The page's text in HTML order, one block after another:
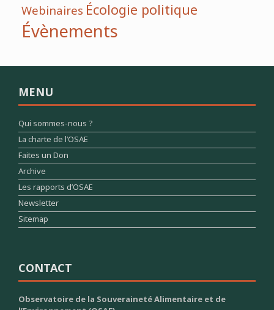
WebinairesÉcologie politique
Évènements
MENU
Qui sommes-nous ?
La charte de l’OSAE
Faites un Don
Archive
Les rapports d’OSAE
Newsletter
Sitemap
CONTACT
Observatoire de la Souveraineté Alimentaire et de